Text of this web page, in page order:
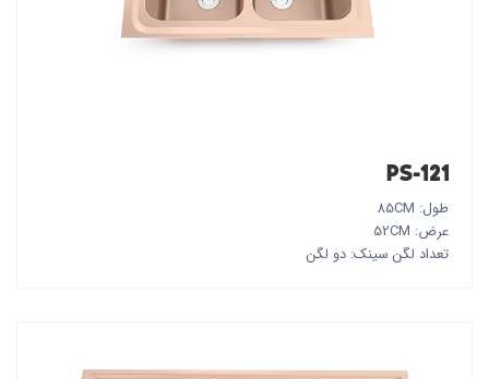
PS-121
طول: 85CM
عرض: 52CM
تعداد لگن سینک: دو لگن